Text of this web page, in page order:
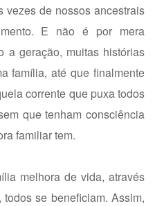
vezes de nossos ancestrais
E não é por mera
a geração, muitas histórias
família, até que finalmente
corrente que puxa todos
que tenham consciência
familiar tem.
melhora de vida, através
se beneficiam. Assim,